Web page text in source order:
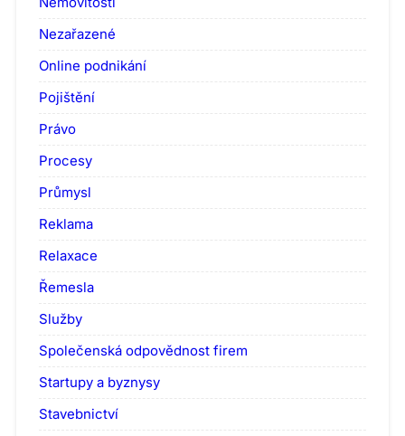
Nezařazené
Online podnikání
Pojištění
Právo
Procesy
Průmysl
Reklama
Relaxace
Řemesla
Služby
Společenská odpovědnost firem
Startupy a byznysy
Stavebnictví